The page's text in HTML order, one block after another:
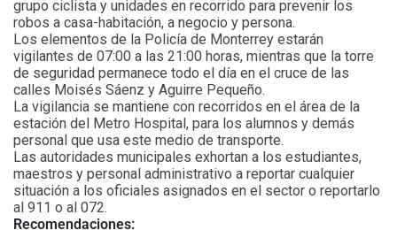
grupo ciclista y unidades en recorrido para prevenir los
robos a casa-habitación, a negocio y persona.
Los elementos de la Policía de Monterrey estarán
vigilantes de 07:00 a las 21:00 horas, mientras que la torre
de seguridad permanece todo el día en el cruce de las
calles Moisés Sáenz y Aguirre Pequeño.
La vigilancia se mantiene con recorridos en el área de la
estación del Metro Hospital, para los alumnos y demás
personal que usa este medio de transporte.
Las autoridades municipales exhortan a los estudiantes,
maestros y personal administrativo a reportar cualquier
situación a los oficiales asignados en el sector o reportarlo
al 911 o al 072.
Recomendaciones: